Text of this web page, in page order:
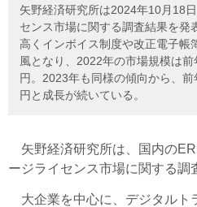
矢野経済研究所は2024年10月18
センス市場に関する調査結果を発
高くインボイス制度や改正電子帳
風となり、2022年の市場規模は
円。2023年も同様の傾向から、
円と成長が続いている。
矢野経済研究所は、国内の
ージライセンス市場に関する調
大企業を中心に、デジタルト